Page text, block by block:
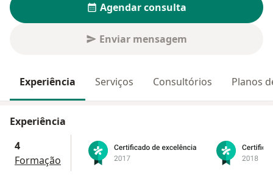
Agendar consulta
Enviar mensagem
Experiência Serviços Consultórios Planos
Experiência
4
Formação